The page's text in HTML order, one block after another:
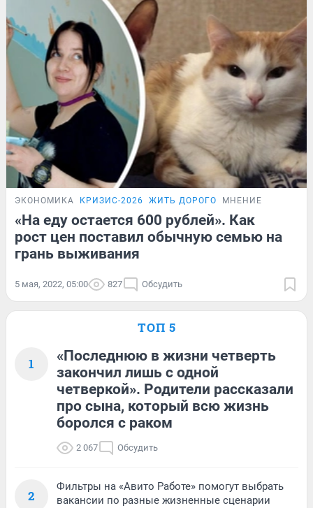
ЭКОНОМИКА КРИЗИС-2026 ЖИТЬ ДОРОГО МНЕНИЕ
«На еду остается 600 рублей». Как
рост цен поставил обычную семью на
грань выживания
5 мая, 2022, 05:00 827 Обсудить
ТОП 5
1
«Последнюю в жизни четверть
закончил лишь с одной
четверкой». Родители рассказали
про сына, который всю жизнь
боролся с раком
2 067 Обсудить
2
Фильтры на «Авито Работе» помогут выбрать
вакансии по разные жизненные сценарии